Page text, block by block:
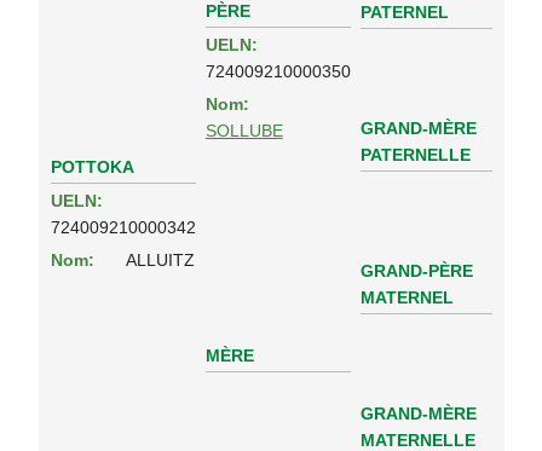
POTTOKA
UELN:
724009210000342
Nom:
ALLUITZ
PÈRE
UELN:
724009210000350
Nom:
SOLLUBE
PATERNEL
GRAND-MÈRE
PATERNELLE
MÈRE
GRAND-PÈRE
MATERNEL
GRAND-MÈRE
MATERNELLE